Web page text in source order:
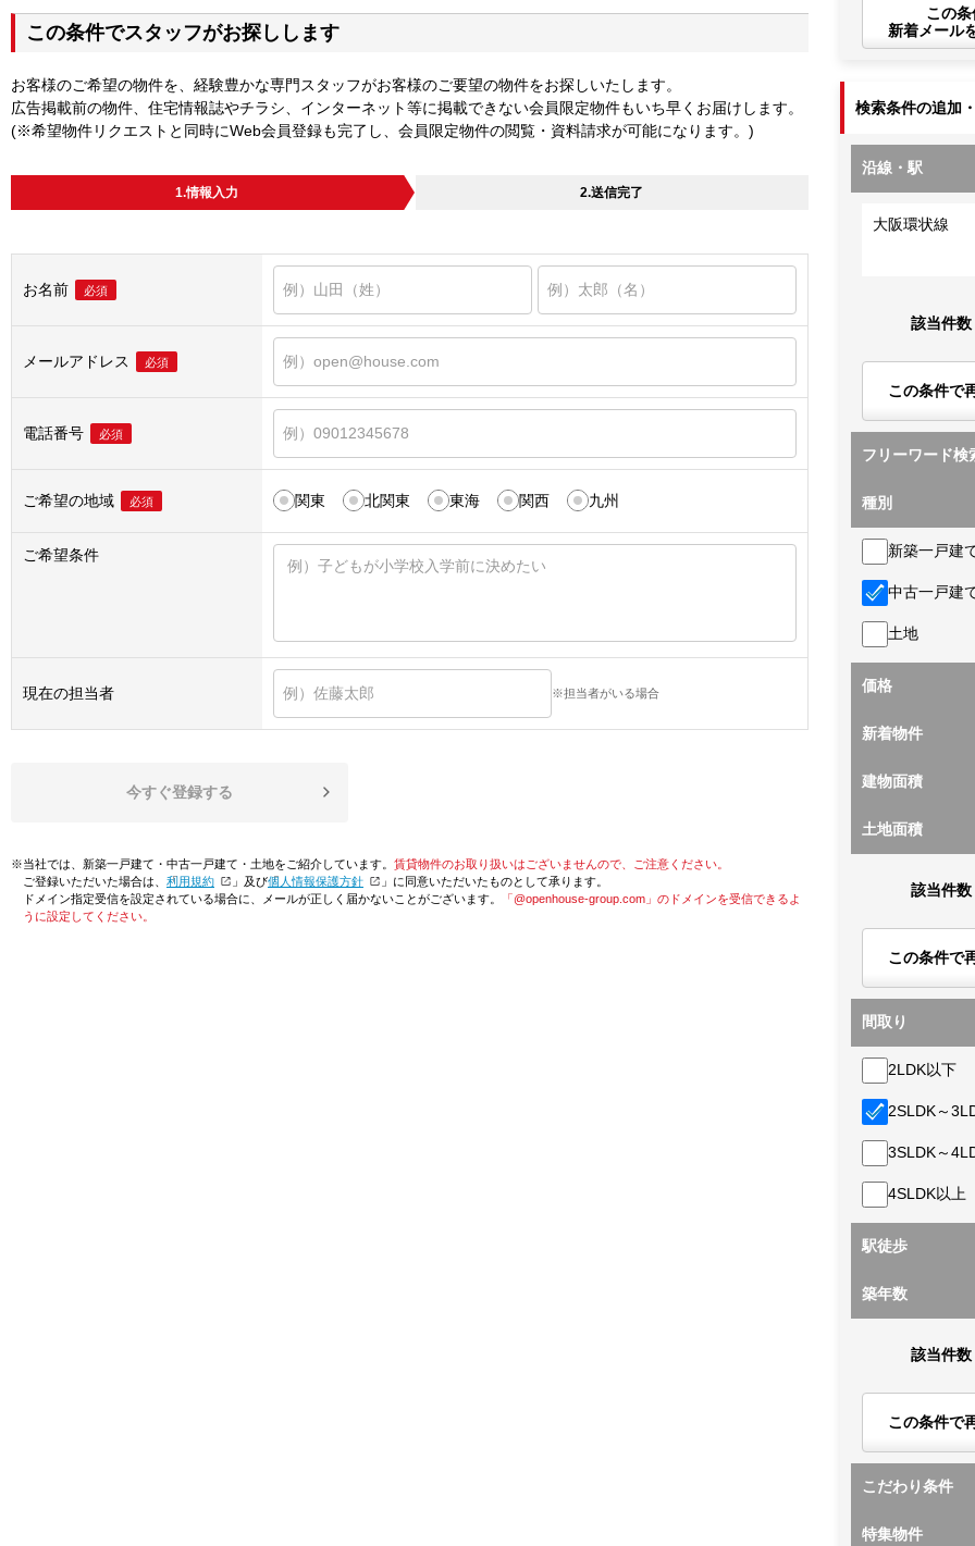
この条件でスタッフがお探しします
お客様のご希望の物件を、経験豊かな専門スタッフがお客様のご要望の物件をお探しいたします。
広告掲載前の物件、住宅情報誌やチラシ、インターネット等に掲載できない会員限定物件もいち早くお届けします。
(※希望物件リクエストと同時にWeb会員登録も完了し、会員限定物件の閲覧・資料請求が可能になります。)
1.情報入力 2.送信完了
お名前 必須
メールアドレス 必須
電話番号 必須
ご希望の地域 必須 関東 北関東 東海 関西 九州
ご希望条件
現在の担当者 ※担当者がいる場合
今すぐ登録する
※当社では、新築一戸建て・中古一戸建て・土地をご紹介しています。 賃貸物件のお取り扱いはございませんので、ご注意ください。
ご登録いただいた場合は、「利用規約 」及び「個人情報保護方針
」に同意いただいたものとして承ります。
ドメイン指定受信を設定されている場合に、メールが正しく届かないことがございます。
「@openhouse-group.com」のドメインを受信できるよ
うに設定してください。
この
新着メール
検索条件の追加
沿線・駅
大阪環状線
該当件数
この条件で
フリーワード検
種別
新築一戸建
中古一戸建
土地
価格
新着物件
建物面積
土地面積
該当件数
この条件で
間取り
2LDK以下
2SLDK～
3SLDK～
4SLDK以上
駅徒歩
築年数
該当件数
この条件で
こだわり条件
特集物件